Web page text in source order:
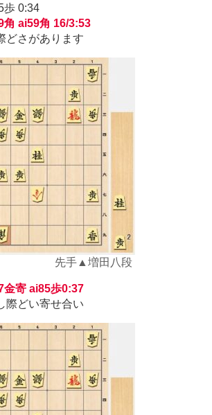
0:34
ai59角 16/3:53
さがあります
先手▲増田八段
寄 ai85歩0:37
どい寄せ合い